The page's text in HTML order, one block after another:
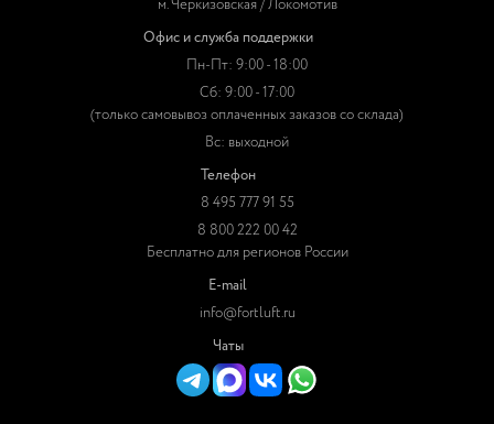
м. Черкизовская / Локомотив
Офис и служба поддержки
Пн-Пт: 9:00 - 18:00
Сб: 9:00 - 17:00
(только самовывоз оплаченных заказов со склада)
Вс: выходной
Телефон
8 495 777 91 55
8 800 222 00 42
Бесплатно для регионов России
E-mail
info@fortluft.ru
Чаты